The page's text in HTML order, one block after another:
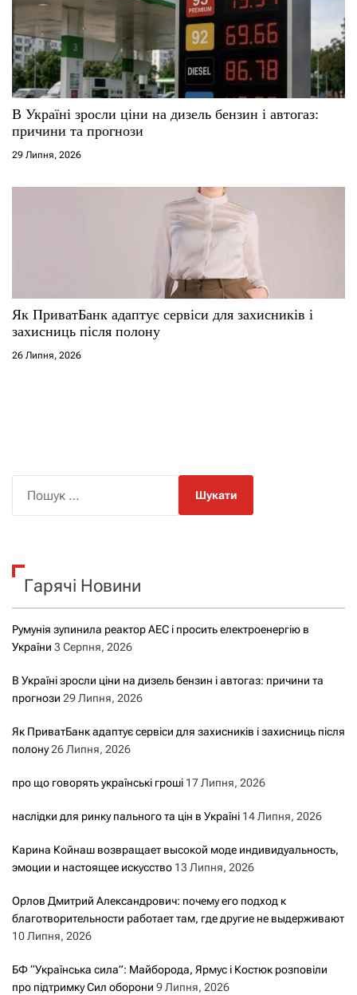
В Україні зросли ціни на дизель бензин і автогаз:
причини та прогнози
29 Липня, 2026
Як ПриватБанк адаптує сервіси для захисників і
захисниць після полону
26 Липня, 2026
к
Гарячі Новини
Румунія зупинила реактор АЕС і просить електроенергію в
України 3 Серпня, 2026
В Україні зросли ціни на дизель бензин і автогаз: причини та
прогнози 29 Липня, 2026
Як ПриватБанк адаптує сервіси для захисників і захисниць після
полону26 Липня, 2026
про що говорять українські гроші 17 Липня, 2026
наслідки для ринку пального та цін в Україні 14 Липня, 2026
Карина Койнаш возвращает высокой моде индивидуальность,
эмоции и настоящее искусство 13 Липня, 2026
Орлов Дмитрий Александрович: почему его подход к
благотворительности работает там, где другие не выдерживают
10 Липня, 2026
БФ “Українська сила”: Майборода, Ярмус і Костюк розповіли
про підтримку Сил оборони 9 Липня, 2026